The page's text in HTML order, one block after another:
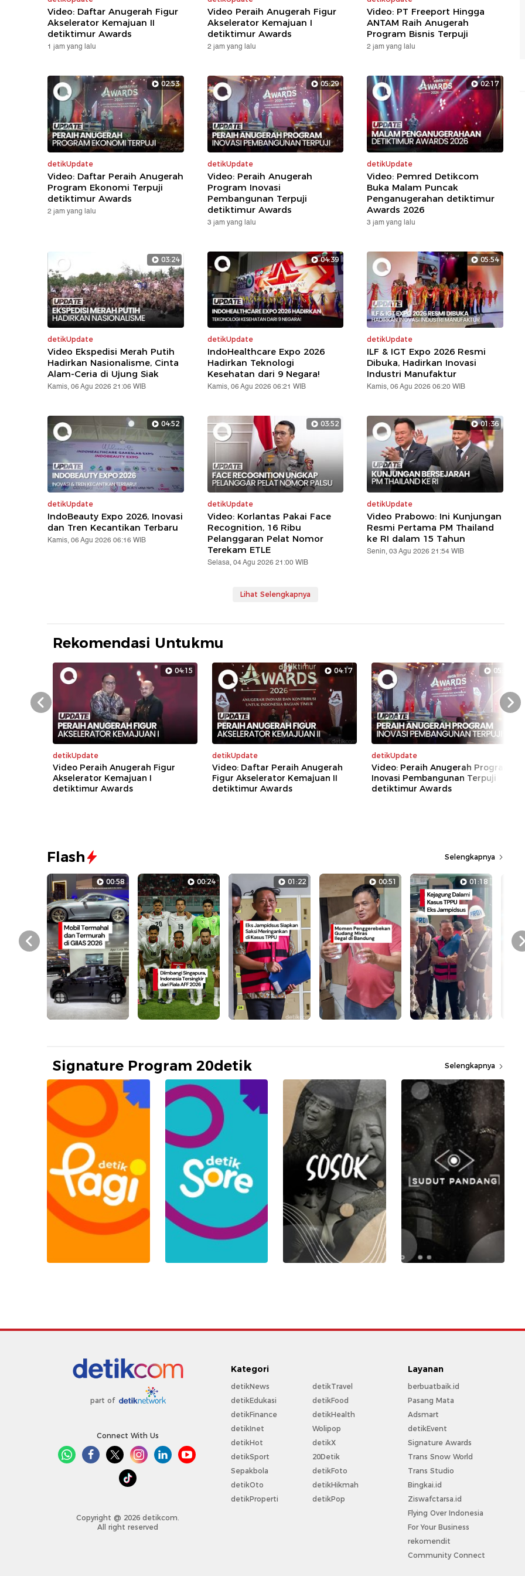
Video: Daftar Anugerah Figur
Akselerator Kemajuan II
detiktimur Awards
1 jam yang lalu
Video Peraih Anugerah Figur
Akselerator Kemajuan I
detiktimur Awards
2 jam yang lalu
Video: PT Freeport Hingga
ANTAM Raih Anugerah
Program Bisnis Terpuji
2 jam yang lalu
02:53
detikUpdate
Video: Daftar Peraih Anugerah
Program Ekonomi Terpuji
detiktimur Awards
2 jam yang lalu
05:29
detikUpdate
Video: Peraih Anugerah
Program Inovasi
Pembangunan Terpuji
detiktimur Awards
3 jam yang lalu
02:17
detikUpdate
Video: Pemred Detikcom
Buka Malam Puncak
Penganugerahan detiktimur
Awards 2026
3 jam yang lalu
03:24
detikUpdate
Video Ekspedisi Merah Putih
Hadirkan Nasionalisme, Cinta
Alam-Ceria di Ujung Siak
Kamis, 06 Agu 2026 21:06 WIB
04:39
detikUpdate
IndoHealthcare Expo 2026
Hadirkan Teknologi
Kesehatan dari 9 Negara!
Kamis, 06 Agu 2026 06:21 WIB
05:54
detikUpdate
ILF & IGT Expo 2026 Resmi
Dibuka, Hadirkan Inovasi
Industri Manufaktur
Kamis, 06 Agu 2026 06:20 WIB
04:52
detikUpdate
IndoBeauty Expo 2026, Inovasi
dan Tren Kecantikan Terbaru
Kamis, 06 Agu 2026 06:16 WIB
03:52
detikUpdate
Video: Korlantas Pakai Face
Recognition, 16 Ribu
Pelanggaran Pelat Nomor
Terekam ETLE
Selasa, 04 Agu 2026 21:00 WIB
01:36
detikUpdate
Video Prabowo: Ini Kunjungan
Resmi Pertama PM Thailand
ke RI dalam 15 Tahun
Senin, 03 Agu 2026 21:54 WIB
Lihat Selengkapnya
Rekomendasi Untukmu
04:15
detikUpdate
Video Peraih Anugerah Figur
Akselerator Kemajuan I
detiktimur Awards
04:17
detikUpdate
Video: Daftar Peraih Anugerah
Figur Akselerator Kemajuan II
detiktimur Awards
05:29
detikUpdate
Video: Peraih Anugerah Program
Inovasi Pembangunan Terpuji
detiktimur Awards
Prev Next
Flash Selengkapnya
00:58 00:24 01:22 00:51 01:18
Prev
Signature Program 20detik Selengkapnya
part of
Connect With Us
Copyright @ 2026 detikcom.
All right reserved
Kategori
detikNews
detikEdukasi
detikFinance
detikInet
detikHot
detikSport
Sepakbola
detikOto
detikProperti
detikTravel
detikFood
detikHealth
Wolipop
detikX
20Detik
detikFoto
detikHikmah
detikPop
Layanan
berbuatbaik.id
Pasang Mata
Adsmart
detikEvent
Signature Awards
Trans Snow World
Trans Studio
Bingkai.id
Ziswafctarsa.id
Flying Over Indonesia
For Your Business
rekomendit
Community Connect